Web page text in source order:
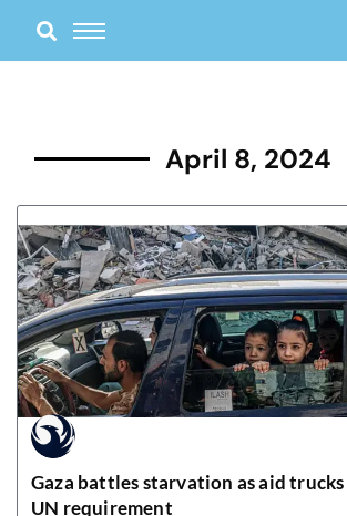
content
April 8, 2024
Gaza battles starvation as aid
UN requirement